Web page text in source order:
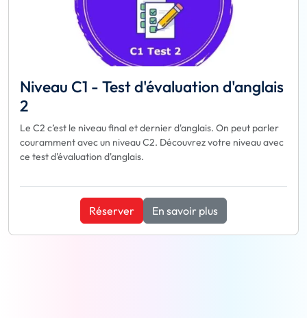
Niveau C1 - Test d'évaluation d'anglais
2
Le C2 c’est le niveau final et dernier d'anglais. On peut parler
couramment avec un niveau C2. Découvrez votre niveau avec
ce test d'évaluation d'anglais.
Réserver En savoir plus